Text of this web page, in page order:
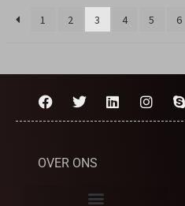
1 2 3 4 5 6
OVER ONS